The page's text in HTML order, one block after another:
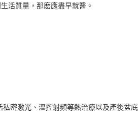
活質量，那麽應盡早就醫。
密激光、溫控射頻等熱治療以及產後盆